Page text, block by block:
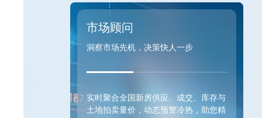
市场顾问
洞察市场先机，决策快人一步
实时聚合全国新房供应、成交、库存与
土地拍卖量价，动态预警冷热，助您精